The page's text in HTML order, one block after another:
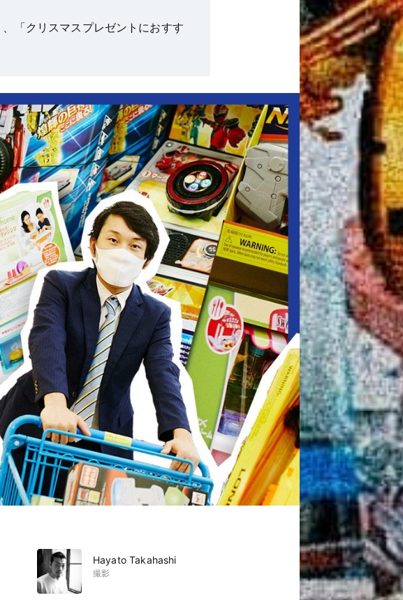
「クリスマスプレゼントにおすす
Hayato Takahashi
撮影